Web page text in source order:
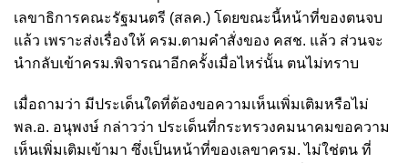
เลขาธิการคณะรัฐมนตรี (สลค.) โดยขณะนี้หน้าที่ของตนจบ
แล้ว เพราะส่งเรื่องให้ ครม.ตามคำสั่งของ คสช. แล้ว ส่วนจะ
นำกลับเข้าครม.พิจารณาอีกครั้งเมื่อไหร่นั้น ตนไม่ทราบ
เมื่อถามว่า มีประเด็นใดที่ต้องขอความเห็นเพิ่มเติมหรือไม่
พล.อ. อนุพงษ์ กล่าวว่า ประเด็นที่กระทรวงคมนาคมขอความ
เห็นเพิ่มเติมเข้ามา ซึ่งเป็นหน้าที่ของเลขาครม. ไม่ใช่ตน ที่